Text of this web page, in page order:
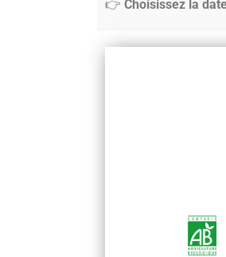
👉 Choisissez la